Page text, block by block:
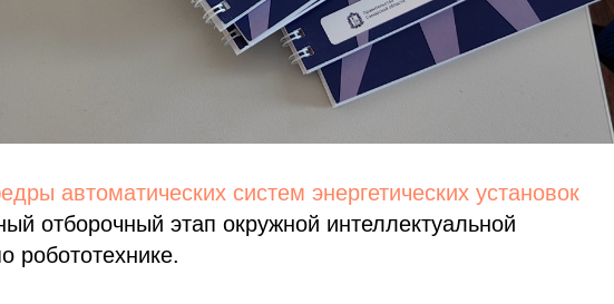
автоматических систем энергетических установок
отборочный этап окружной интеллектуальной